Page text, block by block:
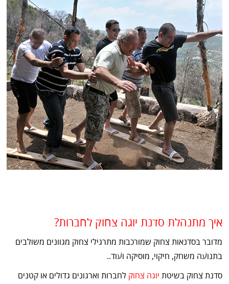
איך מתנהלת סדנת יוגה צחוק לחברות?
מדובר בסדנאות צחוק שמורכבות מתרגילי צחוק מגוונים משולבים
בתנועה משחק, חיקוי, מוסיקה ועוד..
סדנת צחוק בשיטת יוגה צחוק לחברות וארגונים גדולים או קטנים